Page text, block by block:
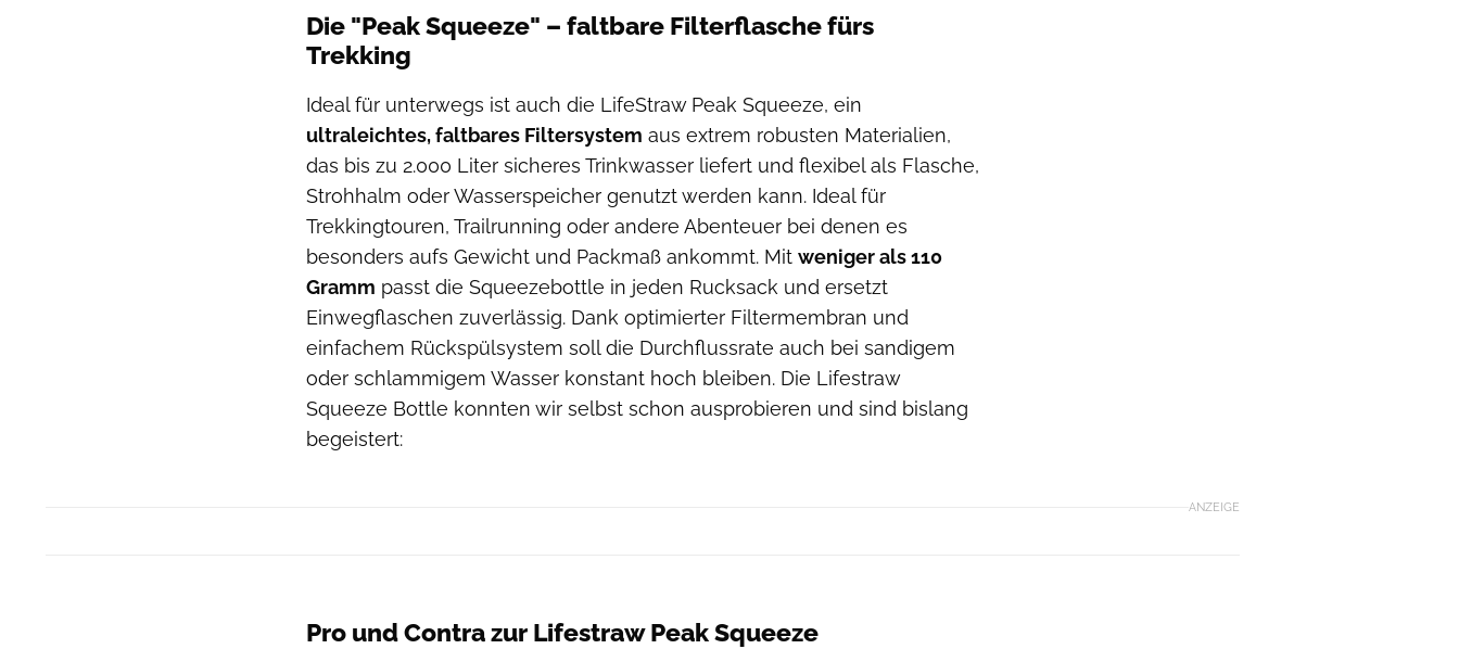
Die "Peak Squeeze" – faltbare Filterflasche fürs
Trekking
Ideal für unterwegs ist auch die LifeStraw Peak Squeeze, ein
ultraleichtes, faltbares Filtersystem aus extrem robusten Materialien,
das bis zu 2.000 Liter sicheres Trinkwasser liefert und flexibel als Flasche,
Strohhalm oder Wasserspeicher genutzt werden kann. Ideal für
Trekkingtouren, Trailrunning oder andere Abenteuer bei denen es
besonders aufs Gewicht und Packmaß ankommt. Mit weniger als 110
Gramm passt die Squeezebottle in jeden Rucksack und ersetzt
Einwegflaschen zuverlässig. Dank optimierter Filtermembran und
einfachem Rückspülsystem soll die Durchflussrate auch bei sandigem
oder schlammigem Wasser konstant hoch bleiben. Die Lifestraw
Squeeze Bottle konnten wir selbst schon ausprobieren und sind bislang
begeistert:
ANZEIGE
Pro und Contra zur Lifestraw Peak Squeeze